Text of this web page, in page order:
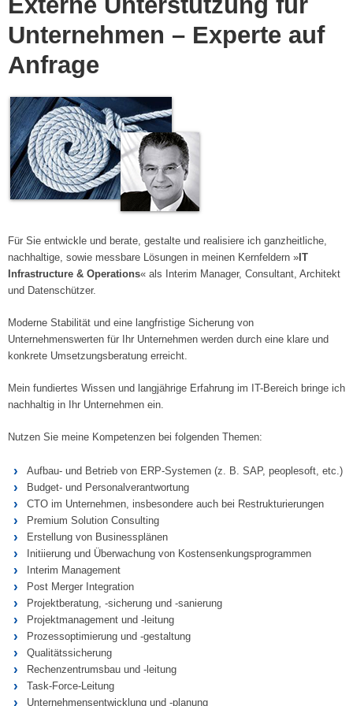
Unternehmen – Experte auf
Anfrage
Für Sie entwickle und berate, gestalte und realisiere ich ganzheitliche,
nachhaltige, sowie messbare Lösungen in meinen Kernfeldern » IT
Infrastructure & Operations« als Interim Manager, Consultant, Architekt
und Datenschützer.
Moderne Stabilität und eine langfristige Sicherung von
Unternehmenswerten für Ihr Unternehmen werden durch eine klare und
konkrete Umsetzungsberatung erreicht.
Mein fundiertes Wissen und langjährige Erfahrung im IT-Bereich bringe ich
nachhaltig in Ihr Unternehmen ein.
Nutzen Sie meine Kompetenzen bei folgenden Themen:
Aufbau- und Betrieb von ERP-Systemen (z. B. SAP, peoplesoft, etc.)
Budget- und Personalverantwortung
CTO im Unternehmen, insbesondere auch bei Restrukturierungen
Premium Solution Consulting
Erstellung von Businessplänen
Initiierung und Überwachung von Kostensenkungsprogrammen
Interim Management
Post Merger Integration
Projektberatung, -sicherung und -sanierung
Projektmanagement und -leitung
Prozessoptimierung und -gestaltung
Qualitätssicherung
Rechenzentrumsbau und -leitung
Task-Force-Leitung
Unternehmensentwicklung und -planung